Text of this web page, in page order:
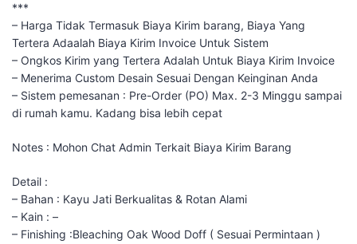
***
– Harga Tidak Termasuk Biaya Kirim barang, Biaya Yang
Tertera Adaalah Biaya Kirim Invoice Untuk Sistem
– Ongkos Kirim yang Tertera Adalah Untuk Biaya Kirim Invoice
– Menerima Custom Desain Sesuai Dengan Keinginan Anda
– Sistem pemesanan : Pre-Order (PO) Max. 2-3 Minggu sampai
di rumah kamu. Kadang bisa lebih cepat
Notes : Mohon Chat Admin Terkait Biaya Kirim Barang
Detail :
– Bahan : Kayu Jati Berkualitas & Rotan Alami
– Kain : –
– Finishing :Bleaching Oak Wood Doff ( Sesuai Permintaan )